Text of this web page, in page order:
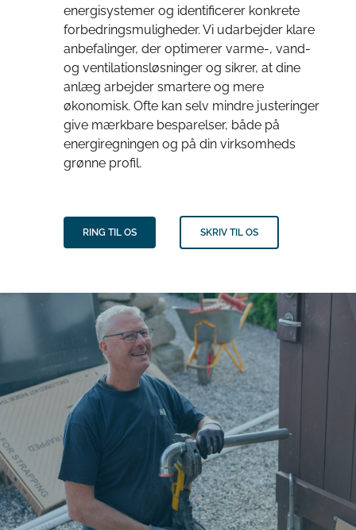
energisystemer og identificerer konkrete
forbedringsmuligheder. Vi udarbejder klare
anbefalinger, der optimerer varme-, vand-
og ventilationsløsninger og sikrer, at dine
anlæg arbejder smartere og mere
økonomisk. Ofte kan selv mindre justeringer
give mærkbare besparelser, både på
energiregningen og på din virksomheds
grønne profil.
RING TIL OS SKRIV TIL OS